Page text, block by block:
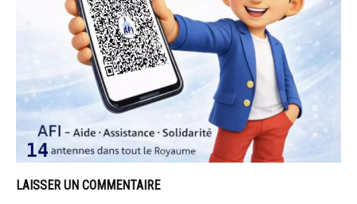
LAISSER UN COMMENTAIRE